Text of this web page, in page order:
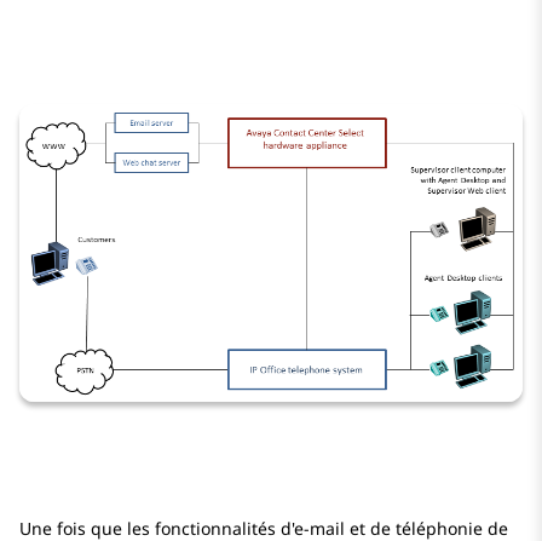
Une fois que les fonctionnalités d'e-mail et de téléphonie de